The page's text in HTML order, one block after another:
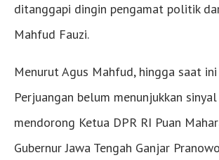
ditanggapi dingin pengamat politik
Mahfud Fauzi.
Menurut Agus Mahfud, hingga saat
Perjuangan belum menunjukkan
mendorong Ketua DPR RI Puan
Gubernur Jawa Tengah Ganjar